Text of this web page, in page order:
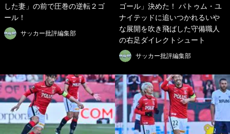
した妻」の前で圧巻の逆転２ゴ
ール！
サッカー批評編集部
ゴール」決めた！ パトゥム・ユ
ナイテッドに追いつかれるいや
な展開を吹き飛ばした守備職人
の右足ダイレクトシュート
サッカー批評編集部